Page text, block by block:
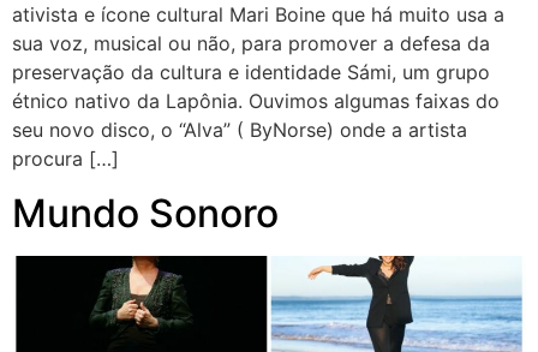
ativista e ícone cultural Mari Boine que há muito usa a
sua voz, musical ou não, para promover a defesa da
preservação da cultura e identidade Sámi, um grupo
étnico nativo da Lapônia. Ouvimos algumas faixas do
seu novo disco, o “Alva” ( ByNorse) onde a artista
procura […]
Mundo Sonoro